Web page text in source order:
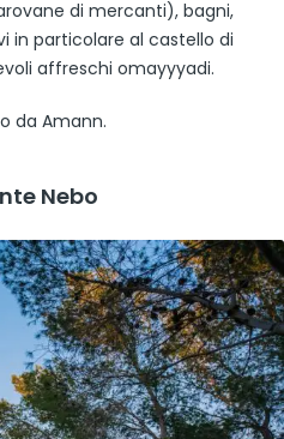
di mercanti), bagni,
in particolare al castello di
affreschi omayyyadi.
da Amann.
Nebo